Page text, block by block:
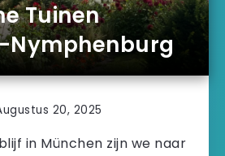
Tuinen
Nymphenburg
20, 2025
in München zijn we naar